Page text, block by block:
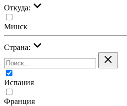
Откуда:
Минск
Страна:
Испания
Франция